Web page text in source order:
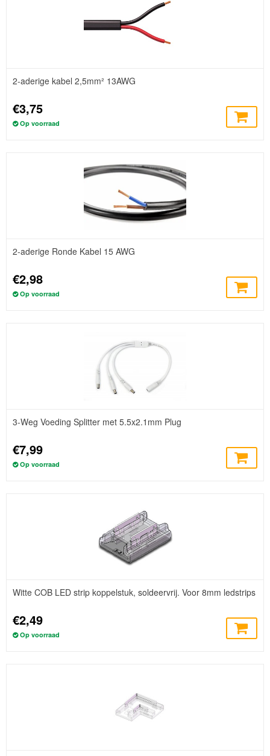
2-aderige kabel 2,5mm² 13AWG
€3,75
Op voorraad
2-aderige Ronde Kabel 15 AWG
€2,98
Op voorraad
3-Weg Voeding Splitter met 5.5x2.1mm Plug
€7,99
Op voorraad
Witte COB LED strip koppelstuk, soldeervrij. Voor 8mm ledstrips
€2,49
Op voorraad